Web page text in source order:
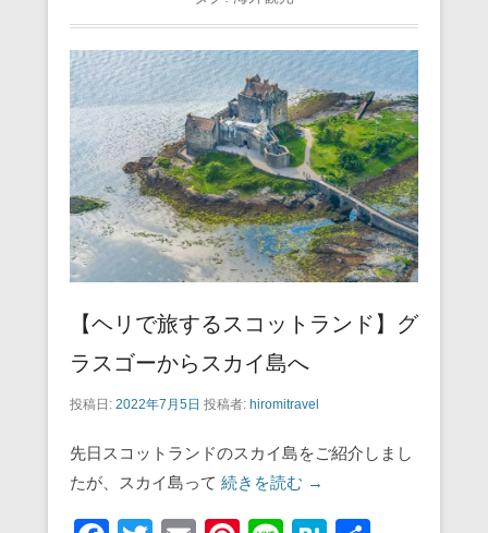
【ヘリで旅するスコットランド】グ
ラスゴーからスカイ島へ
投稿日: 2022年7月5日 投稿者: hiromitravel
先日スコットランドのスカイ島をご紹介しまし
たが、スカイ島って 続きを読む →